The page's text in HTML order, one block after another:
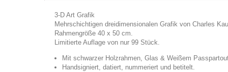
3-D Art Grafik
Mehrschichtigen dreidimensionalen Grafik von Charles
Rahmengröße 40 x 50 cm.
Limitierte Auflage von nur 99 Stück.
Mit schwarzer Holzrahmen, Glas & Weißem
Handsigniert, datiert, nummeriert und betitelt.